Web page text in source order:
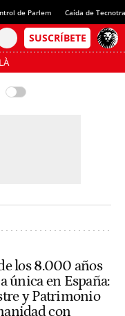
de Parlem Caída de
los 8.000 años
única en España:
y Patrimonio
con